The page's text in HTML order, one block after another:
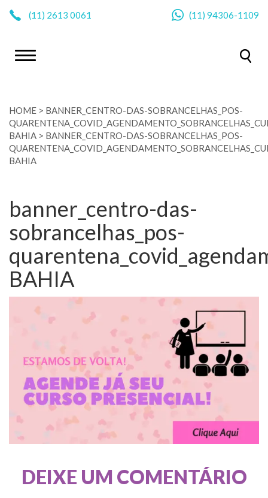
(11) 2613 0061 (11) 94306-1109
HOME > BANNER_CENTRO-DAS-SOBRANCELHAS_POS-
BAHIA > BANNER_CENTRO-DAS-SOBRANCELHAS_POS-
BAHIA
banner_centro-das-
sobrancelhas_pos-
BAHIA
DEIXE UM COMENTÁRIO